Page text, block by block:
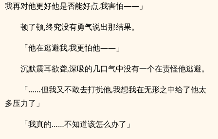
我再对他更好他是否能好点,我害怕——」
顿了顿,终究没有勇气说出那结果。
「他在逃避我,我更怕他——」
沉默震耳欲聋,深吸的几口气中没有一个在责怪他逃避。
「……但我又不敢去打扰他,我想我在无形之中给了他太
多压力了」
「我真的……不知道该怎么办了」